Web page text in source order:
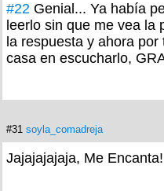
#22 Genial... Ya había
leerlo sin que me vea la
la respuesta y ahora
casa en escucharlo,
#31 soyla_comadreja
Jajajajajaja, Me